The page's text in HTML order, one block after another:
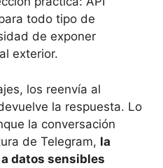
todo tipo de
de exponer
exterior.
los reenvía al
la respuesta. Lo
la conversación
de Telegram, la
datos sensibles